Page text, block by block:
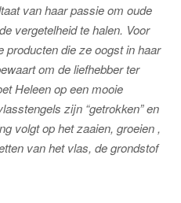
van haar passie om oude
vergetelheid te halen. Voor
die ze oogst in haar
om de liefhebber ter
Heleen op een mooie
zijn “getrokken” en
volgt op het zaaien, groeien ,
van het vlas, de grondstof